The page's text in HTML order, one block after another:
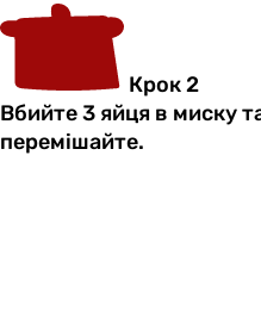
Крок 2
Вбийте 3 яйця в миску
перемішайте.